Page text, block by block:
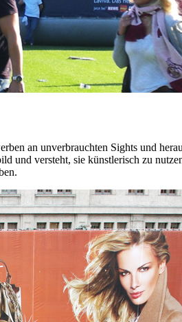
an unverbrauchten Sights und
und versteht, sie künstlerisch zu